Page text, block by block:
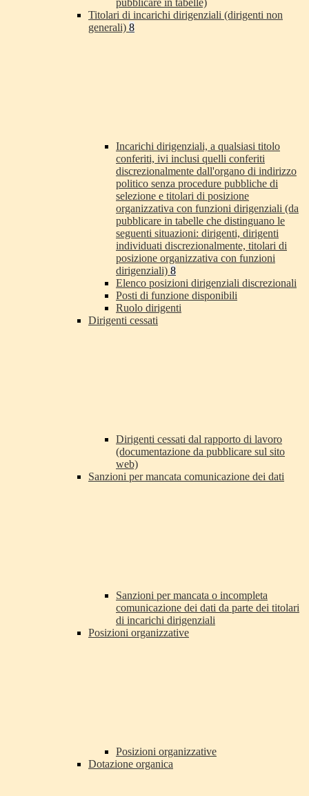
pubblicare in tabelle)
Titolari di incarichi dirigenziali (dirigenti non
generali) 8
Incarichi dirigenziali, a qualsiasi titolo
conferiti, ivi inclusi quelli conferiti
discrezionalmente dall'organo di indirizzo
politico senza procedure pubbliche di
selezione e titolari di posizione
organizzativa con funzioni dirigenziali (da
pubblicare in tabelle che distinguano le
seguenti situazioni: dirigenti, dirigenti
individuati discrezionalmente, titolari di
posizione organizzativa con funzioni
dirigenziali) 8
Elenco posizioni dirigenziali discrezionali
Posti di funzione disponibili
Ruolo dirigenti
Dirigenti cessati
Dirigenti cessati dal rapporto di lavoro
(documentazione da pubblicare sul sito
web)
Sanzioni per mancata comunicazione dei dati
Sanzioni per mancata o incompleta
comunicazione dei dati da parte dei titolari
di incarichi dirigenziali
Posizioni organizzative
Posizioni organizzative
Dotazione organica